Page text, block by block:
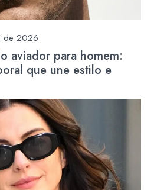
de 2026
aviador para homem:
que une estilo e